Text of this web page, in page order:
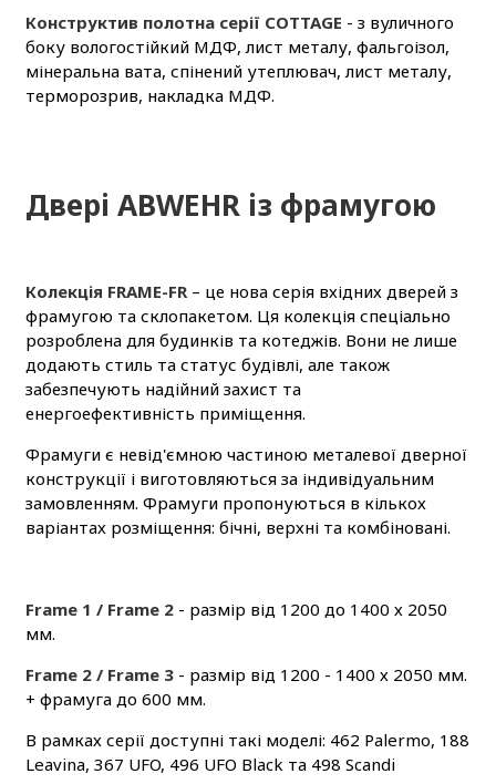
Конструктив полотна серії COTTAGE - з вуличного
боку вологостійкий МДФ, лист металу, фальгоізол,
мінеральна вата, спінений утеплювач, лист металу,
терморозрив, накладка МДФ.
Двері ABWEHR із фрамугою
Колекція FRAME-FR– це нова серія вхідних дверей з
фрамугою та склопакетом. Ця колекція спеціально
розроблена для будинків та котеджів. Вони не лише
додають стиль та статус будівлі, але також
забезпечують надійний захист та
енергоефективність приміщення.
Фрамуги є невід'ємною частиною металевої дверної
конструкції і виготовляються за індивідуальним
замовленням. Фрамуги пропонуються в кількох
варіантах розміщення: бічні, верхні та комбіновані.
Frame 1 / Frame 2- размір від 1200 до 1400 х 2050
мм.
Frame 2 / Frame 3- размір від 1200 - 1400 х 2050 мм.
+ фрамуга до 600 мм.
В рамках серії доступні такі моделі: 462 Palermo, 188
Leavina, 367 UFO, 496 UFO Black та 498 Scandi